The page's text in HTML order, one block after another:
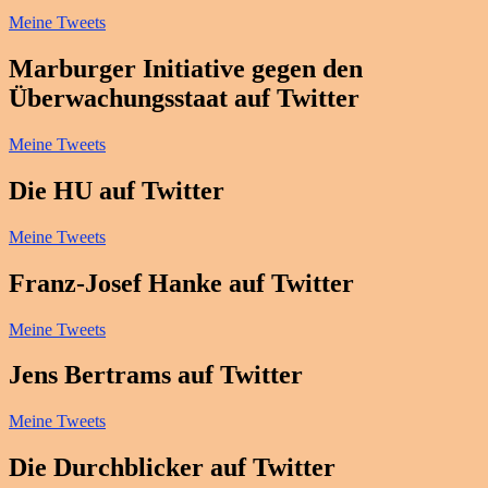
Meine Tweets
Marburger Initiative gegen den
Überwachungsstaat auf Twitter
Meine Tweets
Die HU auf Twitter
Meine Tweets
Franz-Josef Hanke auf Twitter
Meine Tweets
Jens Bertrams auf Twitter
Meine Tweets
Die Durchblicker auf Twitter